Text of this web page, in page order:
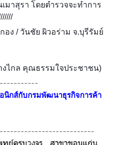
มาสุรา โดยตำรวจจะทำการ
ง / วันชัย ผิวอร่าม จ.บุรีรัมย์
งไกล คุณธรรมใจประชาชน)
นิกส์กับกรมพัฒนาธุรกิจการค้า